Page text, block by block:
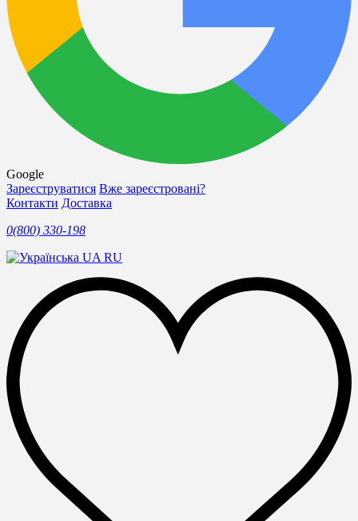
Google
Зареєструватися Вже зареєстровані?
Контакти Доставка
0(800) 330-198
UA RU